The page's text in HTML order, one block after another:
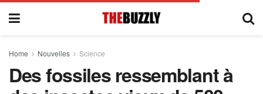
Home Nouvelles Science
Des fossiles ressemblant à